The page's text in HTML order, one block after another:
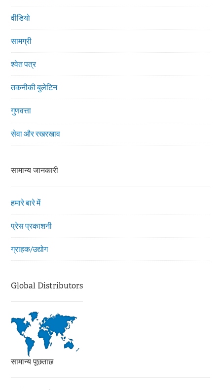
वीडियो
सामग्री
श्वेत पत्र
तकनीकी बुलेटिन
गुणवत्ता
सेवा और रखरखाव
सामान्य जानकारी
हमारे बारे में
प्रेस प्रकाशनी
ग्राहक/उद्योग
Global Distributors
सामान्य पूछताछ